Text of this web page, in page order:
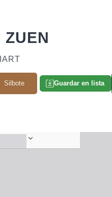
Silbote Guardar en lista